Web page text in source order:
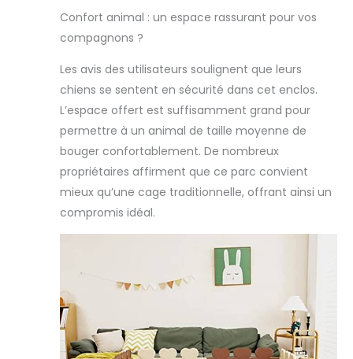
également fixer
stabilité lors de
l'utilisation du
parc à l'extérieur.
【Adapté à
Plusieurs
Animaux】Cet
parcs et enclos
pour chiens est
moins de 35 cm
de hauteur. Il est
disponible pour
plusieurs petits
canard, lapin,
cochons d'Inde.
Confort animal : un espace rassurant pour vos
compagnons ?
Les avis des utilisateurs soulignent que leurs
chiens se sentent en sécurité dans cet enclos.
L’espace offert est suffisamment grand pour
permettre à un animal de taille moyenne de
bouger confortablement. De nombreux
propriétaires affirment que ce parc convient
mieux qu’une cage traditionnelle, offrant ainsi un
compromis idéal.